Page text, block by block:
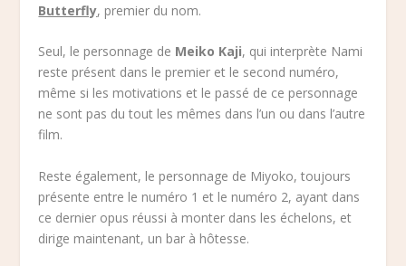
Butterfly, premier du nom.
Seul, le personnage de Meiko Kaji, qui interprète Nami
reste présent dans le premier et le second numéro,
même si les motivations et le passé de ce personnage
ne sont pas du tout les mêmes dans l’un ou dans l’autre
film.
Reste également, le personnage de Miyoko, toujours
présente entre le numéro 1 et le numéro 2, ayant dans
ce dernier opus réussi à monter dans les échelons, et
dirige maintenant, un bar à hôtesse.